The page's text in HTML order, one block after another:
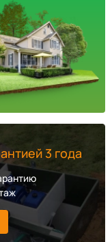
3 года